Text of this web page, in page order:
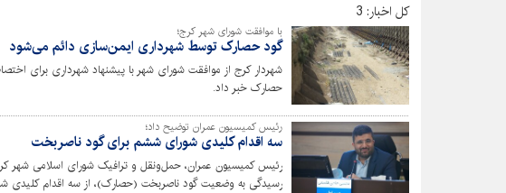
کل اخبار: 3
با موافقت شورای شهر کرج؛
گود حصارک توسط شهرداری ایمن‌سازی دائم می‌شود
شهردار کرج از موافقت شورای شهر با پیشنهاد شهرداری برای
حصارک خبر داد.
رئیس کمیسیون عمران توضیح داد؛
سه اقدام کلیدی شورای ششم برای گود ناصربخت
رئیس کمیسیون عمران، حمل‌ونقل و ترافیک شورای اسلامی شهر
رسیدگی به وضعیت گود ناصربخت (حصارک)، از سه اقدام کلیدی